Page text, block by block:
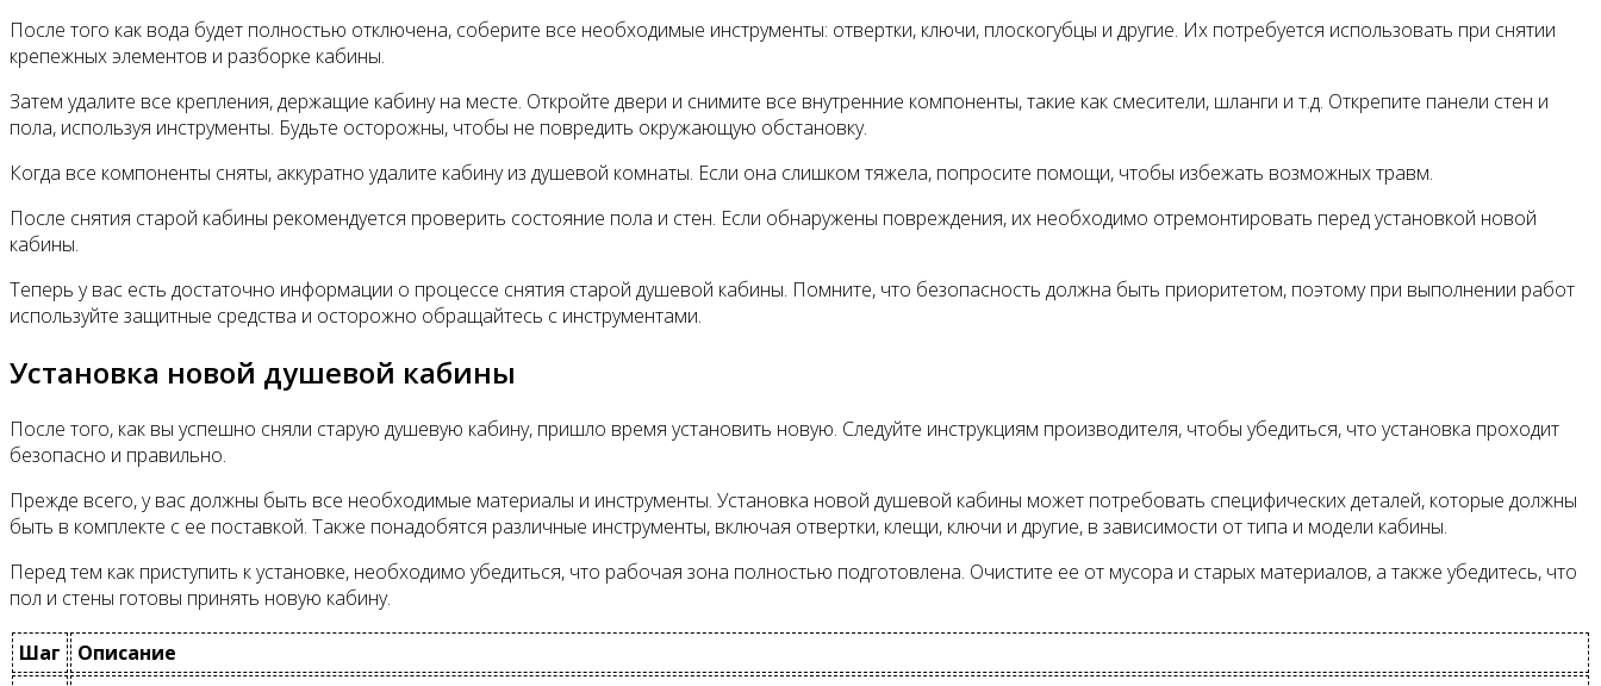
После того как вода будет полностью отключена, соберите все необходимые инструменты: отвертки, ключи, плоскогубцы и другие. Их потребуется использовать при снятии
крепежных элементов и разборке кабины.
Затем удалите все крепления, держащие кабину на месте. Откройте двери и снимите все внутренние компоненты, такие как смесители, шланги и т.д. Открепите панели стен и
пола, используя инструменты. Будьте осторожны, чтобы не повредить окружающую обстановку.
Когда все компоненты сняты, аккуратно удалите кабину из душевой комнаты. Если она слишком тяжела, попросите помощи, чтобы избежать возможных травм.
После снятия старой кабины рекомендуется проверить состояние пола и стен. Если обнаружены повреждения, их необходимо отремонтировать перед установкой новой
кабины.
Теперь у вас есть достаточно информации о процессе снятия старой душевой кабины. Помните, что безопасность должна быть приоритетом, поэтому при выполнении работ
используйте защитные средства и осторожно обращайтесь с инструментами.
Установка новой душевой кабины
После того, как вы успешно сняли старую душевую кабину, пришло время установить новую. Следуйте инструкциям производителя, чтобы убедиться, что установка проходит
безопасно и правильно.
Прежде всего, у вас должны быть все необходимые материалы и инструменты. Установка новой душевой кабины может потребовать специфических деталей, которые должны
быть в комплекте с ее поставкой. Также понадобятся различные инструменты, включая отвертки, клещи, ключи и другие, в зависимости от типа и модели кабины.
Перед тем как приступить к установке, необходимо убедиться, что рабочая зона полностью подготовлена. Очистите ее от мусора и старых материалов, а также убедитесь, что
пол и стены готовы принять новую кабину.
Шаг
Описание